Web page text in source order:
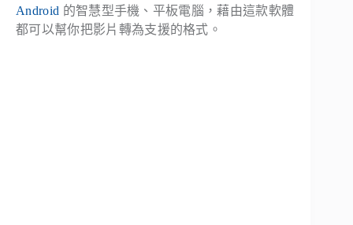
Android 的智慧型手機、平板電腦，藉由這款軟體
都可以幫你把影片轉為支援的格式。